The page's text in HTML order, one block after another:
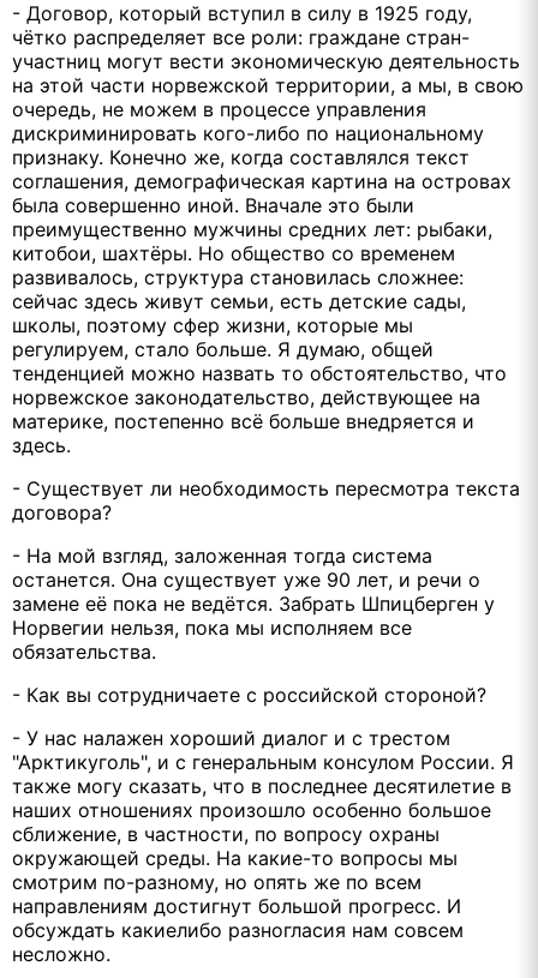
- Договор, который вступил в силу в 1925 году,
чётко распределяет все роли: граждане стран-
участниц могут вести экономическую деятельность
на этой части норвежской территории, а мы, в свою
очередь, не можем в процессе управления
дискриминировать кого-либо по национальному
признаку. Конечно же, когда составлялся текст
соглашения, демографическая картина на островах
была совершенно иной. Вначале это были
преимущественно мужчины средних лет: рыбаки,
китобои, шахтёры. Но общество со временем
развивалось, структура становилась сложнее:
сейчас здесь живут семьи, есть детские сады,
школы, поэтому сфер жизни, которые мы
регулируем, стало больше. Я думаю, общей
тенденцией можно назвать то обстоятельство, что
норвежское законодательство, действующее на
материке, постепенно всё больше внедряется и
здесь.
- Существует ли необходимость пересмотра текста
договора?
- На мой взгляд, заложенная тогда система
останется. Она существует уже 90 лет, и речи о
замене её пока не ведётся. Забрать Шпицберген у
Норвегии нельзя, пока мы исполняем все
обязательства.
- Как вы сотрудничаете с российской стороной?
- У нас налажен хороший диалог и с трестом
"Арктикуголь", и с генеральным консулом России. Я
также могу сказать, что в последнее десятилетие в
наших отношениях произошло особенно большое
сближение, в частности, по вопросу охраны
окружающей среды. На какие-то вопросы мы
смотрим по-разному, но опять же по всем
направлениям достигнут большой прогресс. И
обсуждать какиелибо разногласия нам совсем
несложно.